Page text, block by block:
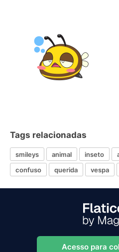
Tags relacionadas
smileys animal inseto
confuso
querida vespa
Acesso para